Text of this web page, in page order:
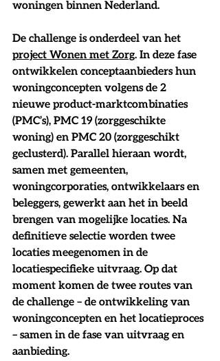
woningen binnen Nederland.
De challenge is onderdeel van het
project Wonen met Zorg. In deze fase
ontwikkelen conceptaanbieders hun
woningconcepten volgens de 2
nieuwe product-marktcombinaties
(PMC’s), PMC 19 (zorggeschikte
woning) en PMC 20 (zorggeschikt
geclusterd). Parallel hieraan wordt,
samen met gemeenten,
woningcorporaties, ontwikkelaars en
beleggers, gewerkt aan het in beeld
brengen van mogelijke locaties. Na
definitieve selectie worden twee
locaties meegenomen in de
locatiespecifieke uitvraag. Op dat
moment komen de twee routes van
de challenge – de ontwikkeling van
woningconcepten en het locatieproces
– samen in de fase van uitvraag en
aanbieding.